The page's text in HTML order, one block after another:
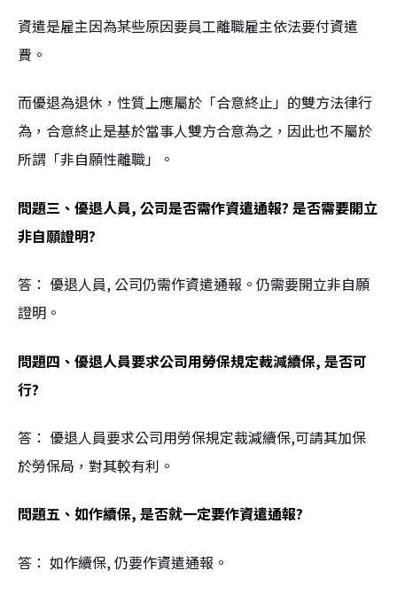
資遣是雇主因為某些原因要員工離職雇主依法要付資遣
費。
而優退為退休，性質上應屬於「合意終止」的雙方法律行
為，合意終止是基於當事人雙方合意為之，因此也不屬於
所謂「非自願性離職」。
問題三、優退人員, 公司是否需作資遣通報? 是否需要開立
非自願證明?
答： 優退人員, 公司仍需作資遣通報。仍需要開立非自願
證明。
問題四、優退人員要求公司用勞保規定裁減續保, 是否可
行?
答： 優退人員要求公司用勞保規定裁減續保,可請其加保
於勞保局，對其較有利。
問題五、如作續保, 是否就一定要作資遣通報?
答： 如作續保, 仍要作資遣通報。